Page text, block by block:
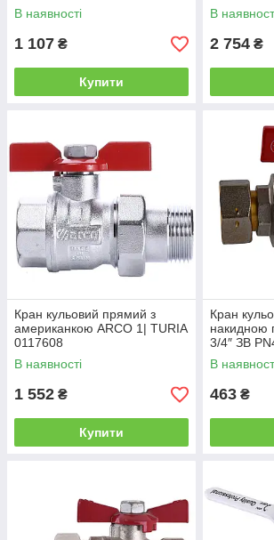
В наявності
1 107 ₴
Купити
В
2 754 ₴
Кран кульовий прямий з
американкою ARCO 1| TURIA
0117608
В наявності
1 552 ₴
Купити
Кран
накидною
3/4″ ЗВ
В
463 ₴